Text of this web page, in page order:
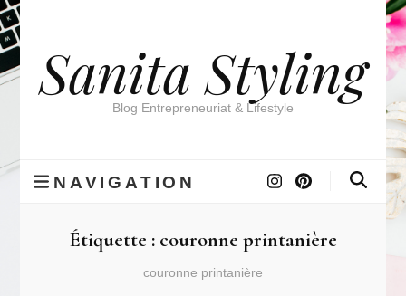
Sanita Styling
Blog Entrepreneuriat & Lifestyle
NAVIGATION
Étiquette : couronne printanière
couronne printanière